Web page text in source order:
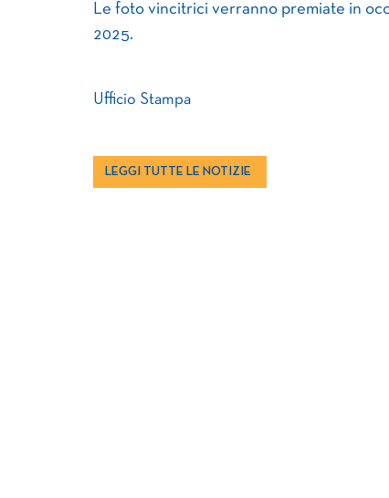
Le foto vincitrici verranno premiate in
2025.
Ufficio Stampa
LEGGI TUTTE LE NOTIZIE